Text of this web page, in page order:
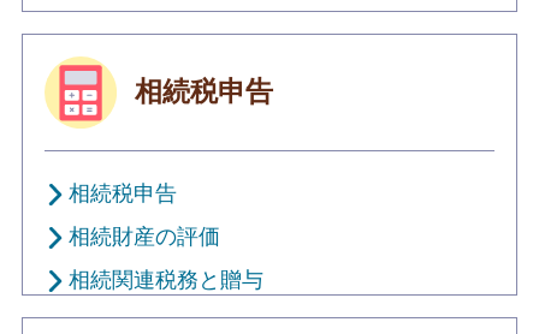
相続税申告
相続税申告
相続財産の評価
相続関連税務と贈与